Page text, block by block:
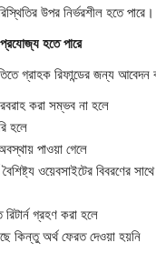
উপর নির্ভরশীল হতে পারে।
প্রযোজ্যহতেপারে
গ্রাহক রিফান্ডের জন্য
করা সম্ভব না হলে
হলে
পাওয়া গেলে
ওয়েবসাইটের বিবরণের
গ্রহণ করা হলে
কিন্তু অর্থ ফেরত দেওয়া হয়নি